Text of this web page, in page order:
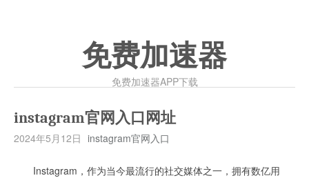
免费加速器
免费加速器APP下载
instagram官网入口网址
2024年5月12日 instagram官网入口
Instagram，作为当今最流行的社交媒体之一，拥有数亿用